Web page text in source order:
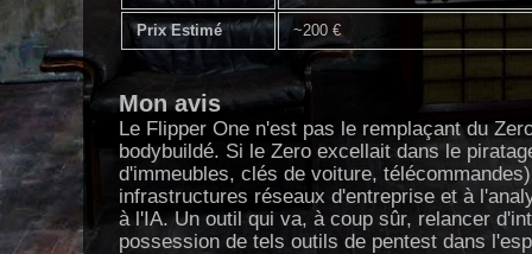
Prix Estimé ~200 €
Mon avis
Le Flipper One n'est pas le remplaçant du
bodybuildé. Si le Zero excellait dans le
d'immeubles, clés de voiture,
infrastructures réseaux d'entreprise et à
à l'IA. Un outil qui va, à coup sûr, relancer
possession de tels outils de pentest dans